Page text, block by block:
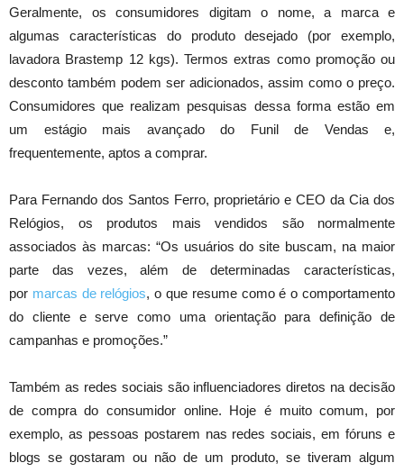
Geralmente, os consumidores digitam o nome, a marca e
algumas características do produto desejado (por exemplo,
lavadora Brastemp 12 kgs). Termos extras como promoção ou
desconto também podem ser adicionados, assim como o preço.
Consumidores que realizam pesquisas dessa forma estão em
um estágio mais avançado do Funil de Vendas e,
frequentemente, aptos a comprar.
Para Fernando dos Santos Ferro, proprietário e CEO da Cia dos
Relógios, os produtos mais vendidos são normalmente
associados às marcas: “Os usuários do site buscam, na maior
parte das vezes, além de determinadas características,
por marcas de relógios, o que resume como é o comportamento
do cliente e serve como uma orientação para definição de
campanhas e promoções.”
Também as redes sociais são influenciadores diretos na decisão
de compra do consumidor online. Hoje é muito comum, por
exemplo, as pessoas postarem nas redes sociais, em fóruns e
blogs se gostaram ou não de um produto, se tiveram algum